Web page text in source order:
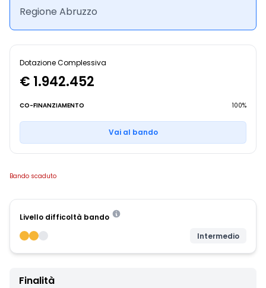
Regione Abruzzo
Dotazione Complessiva
€ 1.942.452
CO-FINANZIAMENTO 100%
Vai al bando
Bando scaduto
Livello difficoltà bando
Intermedio
Finalità